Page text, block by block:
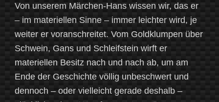
Von unserem Märchen-Hans wissen wir, das er
– im materiellen Sinne – immer leichter wird, je
weiter er voranschreitet. Vom Goldklumpen über
Schwein, Gans und Schleifstein wirft er
materiellen Besitz nach und nach ab, um am
Ende der Geschichte völlig unbeschwert und
dennoch – oder vielleicht gerade deshalb –